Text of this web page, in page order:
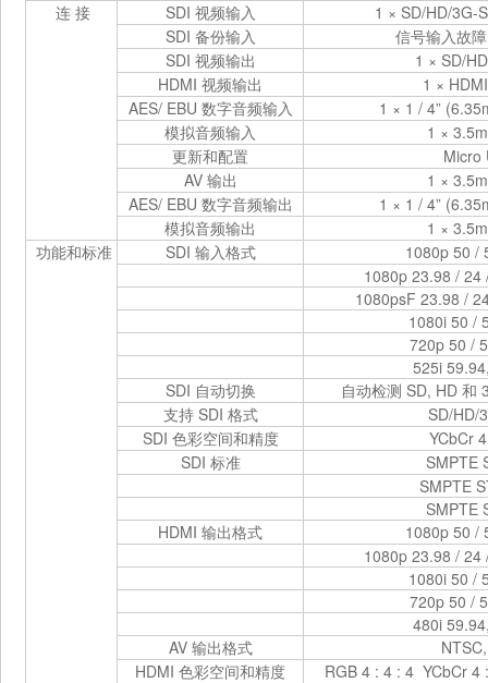
连 接 SDI 视频输入
1 × SD/HD/3G-
SDI 备份输入
信号输入故
SDI 视频输出
1 × SD/
HDMI 视频输出
1 ×
AES/ EBU 数字音频输入
1 × 1 / 4”
模拟音频输入
1 ×
更新和配置
Micro
AV 输出
1 ×
AES/ EBU 数字音频输出
1 × 1 / 4”
模拟音频输出
1 ×
功能和标准
SDI 输入格式
1080p 50 /
1080p 23.98 /
1080psF 23.98 /
1080i 50 /
720p 50 /
525i
SDI 自动切换
自动检测 SD, HD 和
支持 SDI 格式
SD/HD/
SDI 色彩空间和精度
YCbCr
SDI 标准
SMPTE
SMPTE
SMPTE
HDMI 输出格式
1080p 50 /
1080p 23.98 /
1080i 50 /
720p 50 /
480i
AV 输出格式
HDMI 色彩空间和精度
RGB 4 : 4 : 4 YCbCr